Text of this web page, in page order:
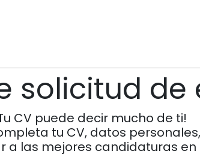
solicitud de
CV puede decir mucho de ti!
tu CV, datos
a las mejores candidaturas en